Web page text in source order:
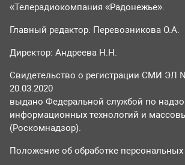
«Телерадиокомпания «Радонежье».
Главный редактор: Перевозникова О.А.
Директор: Андреева Н.Н.
Свидетельство о регистрации СМИ ЭЛ
20.03.2020
выдано Федеральной службой по
информационных технологий и
(Роскомнадзор).
Положение об обработке